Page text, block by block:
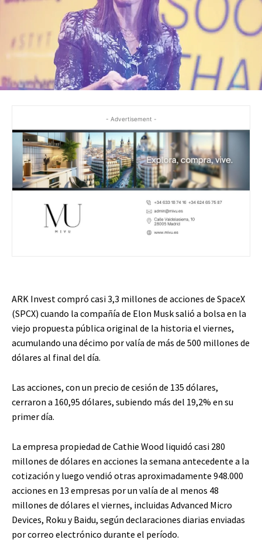
- Advertisement -
ARK Invest compró casi 3,3 millones de acciones de SpaceX
(SPCX) cuando la compañía de Elon Musk salió a bolsa en la
viejo propuesta pública original de la historia el viernes,
acumulando una décimo por valía de más de 500 millones de
dólares al final del día.
Las acciones, con un precio de cesión de 135 dólares,
cerraron a 160,95 dólares, subiendo más del 19,2% en su
primer día.
La empresa propiedad de Cathie Wood liquidó casi 280
millones de dólares en acciones la semana antecedente a la
cotización y luego vendió otras aproximadamente 948.000
acciones en 13 empresas por un valía de al menos 48
millones de dólares el viernes, incluidas Advanced Micro
Devices, Roku y Baidu, según declaraciones diarias enviadas
por correo electrónico durante el período.